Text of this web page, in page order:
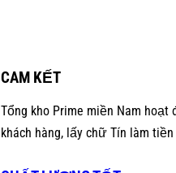
CAM KẾT
Tổng kho Prime miền Nam
khách hàng, lấy chữ Tín làm